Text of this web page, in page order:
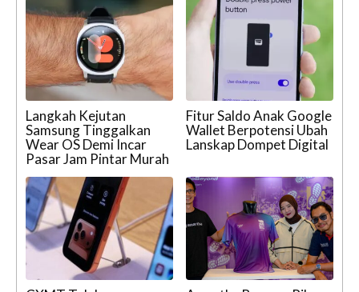
Langkah Kejutan
Samsung Tinggalkan
Wear OS Demi Incar
Pasar Jam Pintar Murah
Fitur Saldo Anak Google
Wallet Berpotensi Ubah
Lanskap Dompet Digital